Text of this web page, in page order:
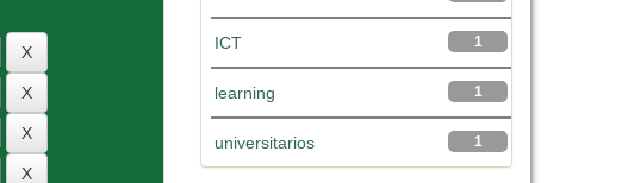
1
ICT
1
learning
1
universitarios